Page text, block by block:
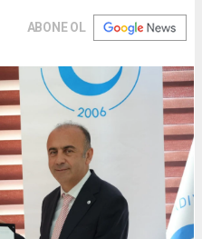
ABONE OL